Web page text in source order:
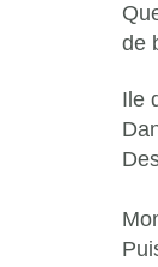
de
Ile